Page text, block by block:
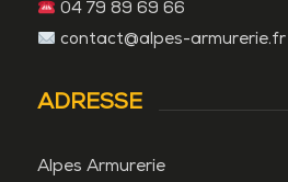
04 79 89 69 66
contact@alpes-armurerie.fr
ADRESSE
Alpes Armurerie